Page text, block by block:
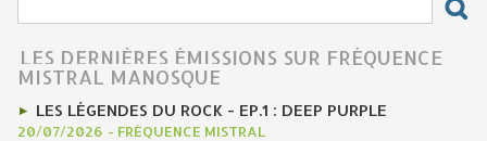
LES DERNIÈRES ÉMISSIONS SUR FRÉQUENCE
MISTRAL MANOSQUE
LES LÉGENDES DU ROCK - EP.1 : DEEP PURPLE
20/07/2026 - FRÉQUENCE MISTRAL